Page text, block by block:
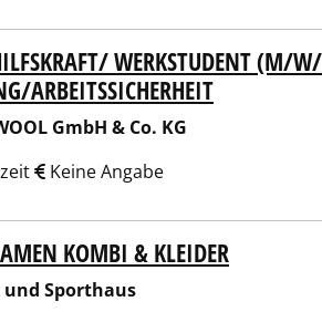
KG
WERKSTUDENT (M/
ARBEITSSICHERHEIT
GmbH & Co. KG
Keine Angabe
KOMBI & KLEIDER
und Sporthaus